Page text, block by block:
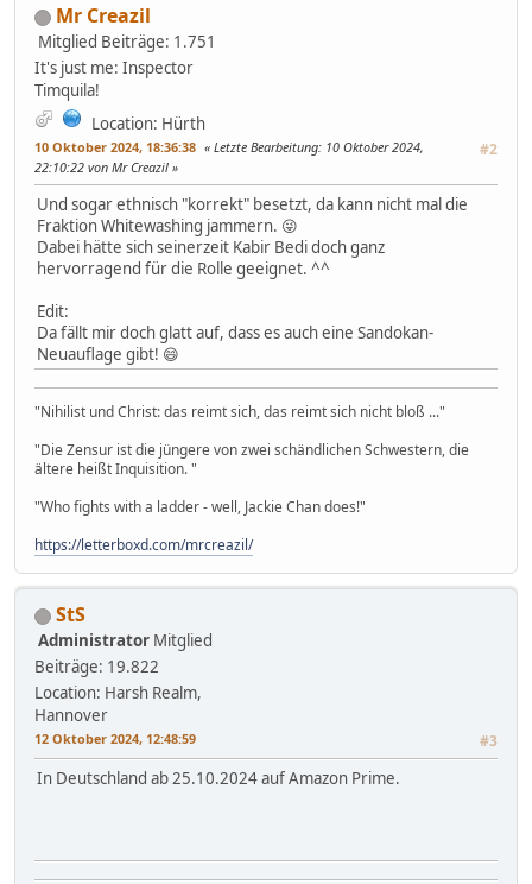
Mr Creazil
Mitglied Beiträge: 1.751
It's just me: Inspector
Timquila!
Location: Hürth
10 Oktober 2024, 18:36:38 #2
Letzte Bearbeitung: 10 Oktober 2024,
22:10:22 von Mr Creazil
Und sogar ethnisch "korrekt" besetzt, da kann nicht mal die
Fraktion Whitewashing jammern. 😜
Dabei hätte sich seinerzeit Kabir Bedi doch ganz
hervorragend für die Rolle geeignet. ^^
Edit:
Da fällt mir doch glatt auf, dass es auch eine Sandokan-
Neuauflage gibt! 😄
"Nihilist und Christ: das reimt sich, das reimt sich nicht bloß ..."
"Die Zensur ist die jüngere von zwei schändlichen Schwestern, die
ältere heißt Inquisition. "
"Who fights with a ladder - well, Jackie Chan does!"
https://letterboxd.com/mrcreazil/
StS
Administrator Mitglied
Beiträge: 19.822
Location: Harsh Realm,
Hannover
12 Oktober 2024, 12:48:59 #3
In Deutschland ab 25.10.2024 auf Amazon Prime.